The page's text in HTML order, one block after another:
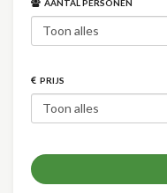
AANTAL PERSONEN
PRIJS